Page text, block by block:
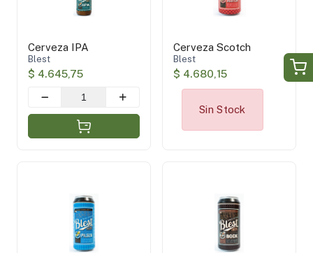
Cerveza IPA
Blest
$ 4.645,75
Cerveza Scotch
Blest
$ 4.680,15
Sin Stock